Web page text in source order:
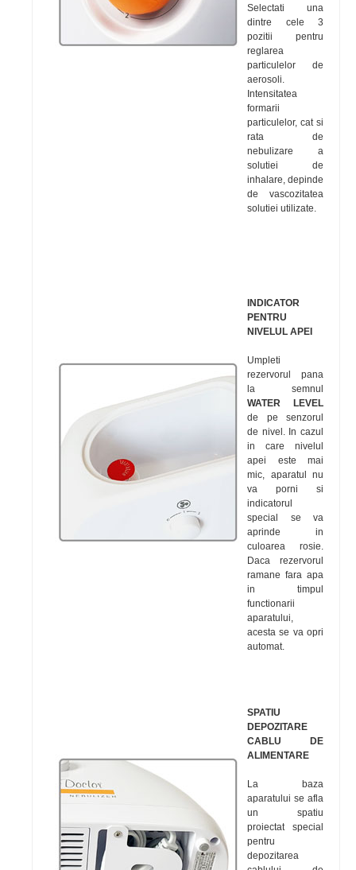
Selectati una
dintre cele 3
pozitii pentru
reglarea
particulelor de
aerosoli.
Intensitatea
formarii
particulelor, cat si
rata de
nebulizare a
solutiei de
inhalare, depinde
de vascozitatea
solutiei utilizate.
INDICATOR
PENTRU
NIVELUL APEI
Umpleti
rezervorul pana
la semnul
WATER LEVEL
de pe senzorul
de nivel. In cazul
in care nivelul
apei este mai
mic, aparatul nu
va porni si
indicatorul
special se va
aprinde in
culoarea rosie.
Daca rezervorul
ramane fara apa
in timpul
functionarii
aparatului,
acesta se va opri
automat.
SPATIU
DEPOZITARE
CABLU DE
ALIMENTARE
La baza
aparatului se afla
un spatiu
proiectat special
pentru
depozitarea